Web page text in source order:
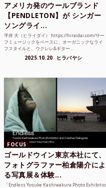
アメリカ発のウールブランド
【PENDLETON】が シンガー
ソングライ...
平井 大（ヒライダイ） https://hiraidai.com/サー
フミュージックをベースに、オーガニックなライ
フスタイルと、ウクレレ&ギター...
2025.10.20 ヒラバヤシ
FOCUS
ゴールドウイン東京本社にて、
フォトグラファー柏倉陽介によ
る写真展＆体験...
「Endless Yosuke Kashiwakura Photo Exhibitio